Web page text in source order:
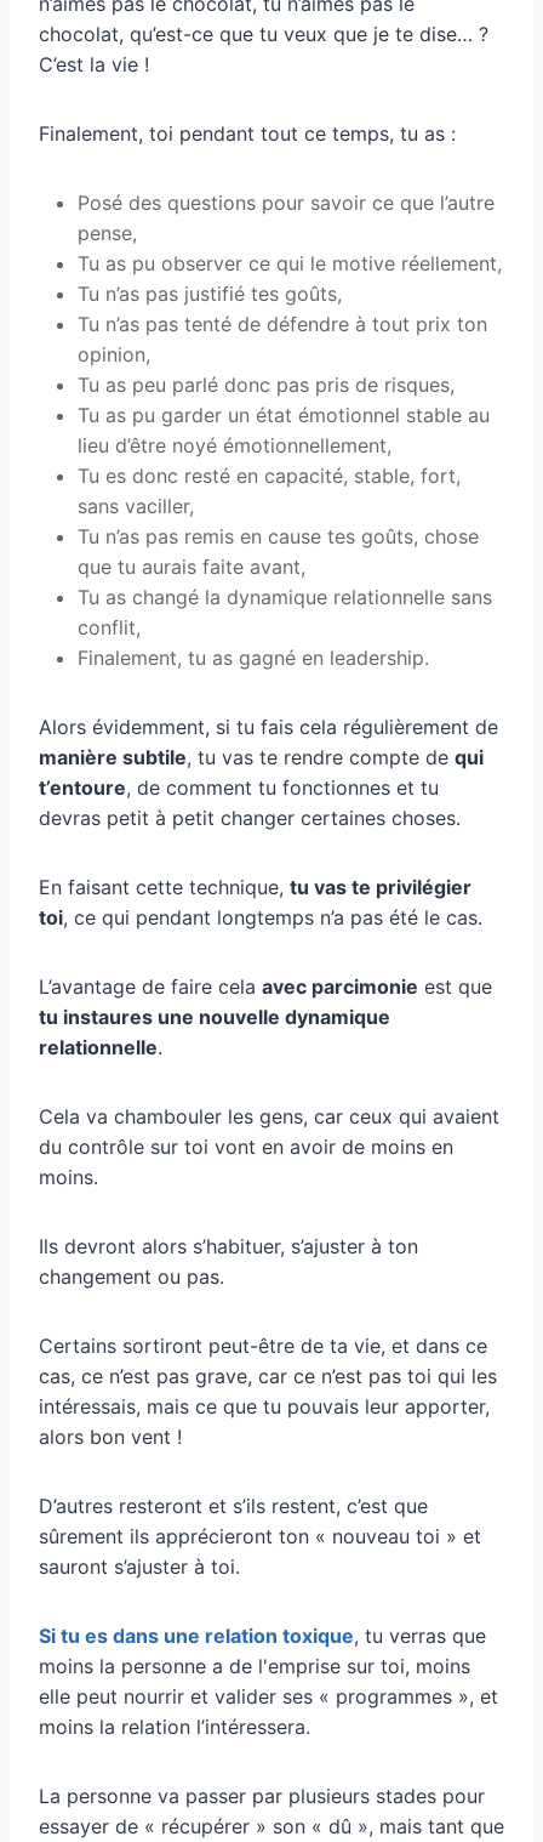
chocolat, qu’est-ce que tu veux que je te dise… ?
C’est la vie !
Finalement, toi pendant tout ce temps, tu as :
Posé des questions pour savoir ce que l’autre
pense,
Tu as pu observer ce qui le motive réellement,
Tu n’as pas justifié tes goûts,
Tu n’as pas tenté de défendre à tout prix ton
opinion,
Tu as peu parlé donc pas pris de risques,
Tu as pu garder un état émotionnel stable au
lieu d’être noyé émotionnellement,
Tu es donc resté en capacité, stable, fort,
sans vaciller,
Tu n’as pas remis en cause tes goûts, chose
que tu aurais faite avant,
Tu as changé la dynamique relationnelle sans
conflit,
Finalement, tu as gagné en leadership.
Alors évidemment, si tu fais cela régulièrement de
manière subtile, tu vas te rendre compte de qui
t’entoure, de comment tu fonctionnes et tu
devras petit à petit changer certaines choses.
En faisant cette technique, tu vas te privilégier
toi, ce qui pendant longtemps n’a pas été le cas.
L’avantage de faire cela avec parcimonie est que
tu instaures une nouvelle dynamique
relationnelle.
Cela va chambouler les gens, car ceux qui avaient
du contrôle sur toi vont en avoir de moins en
moins.
Ils devront alors s’habituer, s’ajuster à ton
changement ou pas.
Certains sortiront peut-être de ta vie, et dans ce
cas, ce n’est pas grave, car ce n’est pas toi qui les
intéressais, mais ce que tu pouvais leur apporter,
alors bon vent !
D’autres resteront et s’ils restent, c’est que
sûrement ils apprécieront ton « nouveau toi » et
sauront s’ajuster à toi.
Si tu es dans une relation toxique, tu verras que
moins la personne a de l'emprise sur toi, moins
elle peut nourrir et valider ses « programmes », et
moins la relation l’intéressera.
La personne va passer par plusieurs stades pour
essayer de « récupérer » son « dû », mais tant que